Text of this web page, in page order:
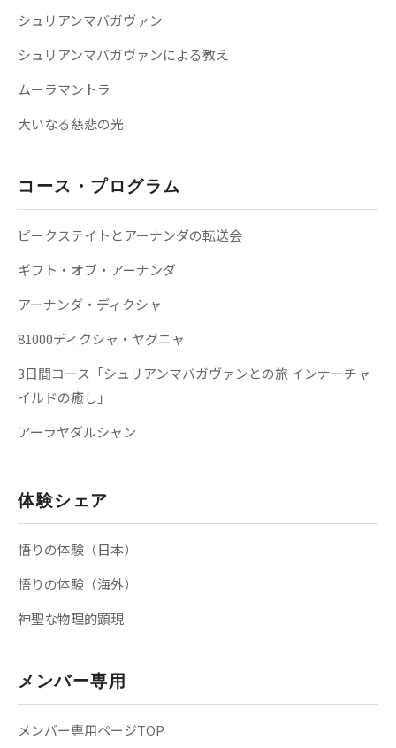
シュリアンマバガヴァン
シュリアンマバガヴァンによる教え
ムーラマントラ
大いなる慈悲の光
コース・プログラム
ピークステイトとアーナンダの転送会
ギフト・オブ・アーナンダ
アーナンダ・ディクシャ
81000ディクシャ・ヤグニャ
3日間コース「シュリアンマバガヴァンとの旅 インナーチャ
イルドの癒し」
アーラヤダルシャン
体験シェア
悟りの体験（日本）
悟りの体験（海外）
神聖な物理的顕現
メンバー専用
メンバー専用ページTOP